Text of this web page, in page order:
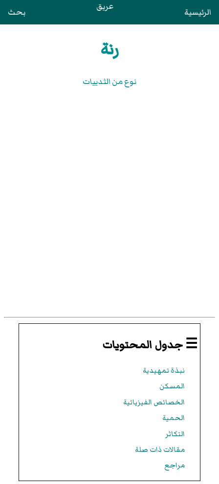
الرئيسية عريق بحث
رنة
نوع من الثدييات
☰ جدول المحتويات
نبذة تمهيدية
المسكن
الخصائص الفيزيائية
الحمية
التكاثر
مقالات ذات صلة
مراجع